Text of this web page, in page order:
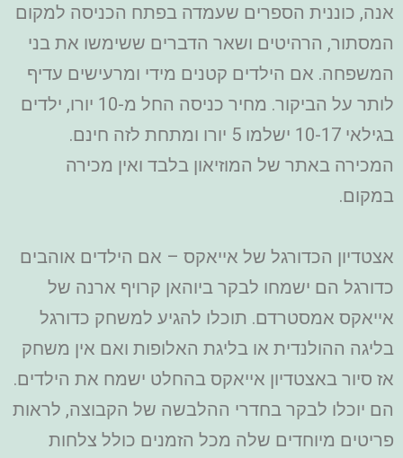
אנה, כוננית הספרים שעמדה בפתח הכניסה למקום
המסתור, הרהיטים ושאר הדברים ששימשו את בני
המשפחה. אם הילדים קטנים מידי ומרעישים עדיף
לותר על הביקור. מחיר כניסה החל מ-10 יורו, ילדים
בגילאי 10-17 ישלמו 5 יורו ומתחת לזה חינם.
המכירה באתר של המוזיאון בלבד ואין מכירה
במקום.
אצטדיון הכדורגל של אייאקס – אם הילדים אוהבים
כדורגל הם ישמחו לבקר ביוהאן קרויף ארנה של
אייאקס אמסטרדם. תוכלו להגיע למשחק כדורגל
בליגה ההולנדית או בליגת האלופות ואם אין משחק
אז סיור באצטדיון אייאקס בהחלט ישמח את הילדים.
הם יוכלו לבקר בחדרי ההלבשה של הקבוצה, לראות
פריטים מיוחדים שלה מכל הזמנים כולל צלחות